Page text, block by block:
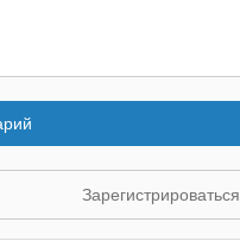
Зарегистрироваться